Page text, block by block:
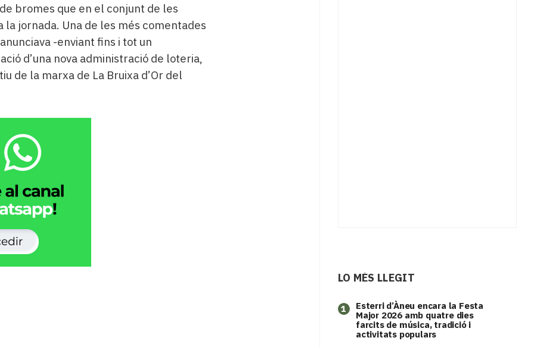
bromes que en el conjunt de les
jornada. Una de les més comentades
-enviant fins i tot un
d’una nova administració de loteria,
de la marxa de La Bruixa d’Or del
LO MÉS LLEGIT
1
Esterri d’Àneu encara la Festa
Major 2026 amb quatre dies
farcits de música, tradició i
activitats populars